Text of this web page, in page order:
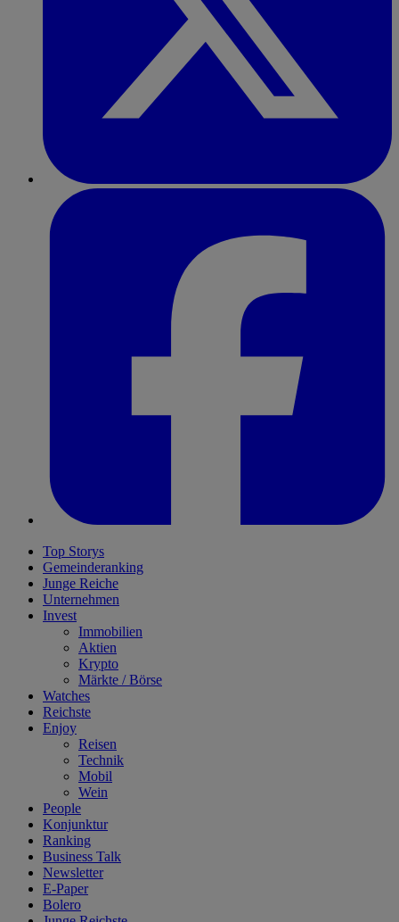
Top Storys
Gemeinderanking
Junge Reiche
Unternehmen
Invest
Immobilien
Aktien
Krypto
Märkte / Börse
Watches
Reichste
Enjoy
Reisen
Technik
Mobil
Wein
People
Konjunktur
Ranking
Business Talk
Newsletter
E-Paper
Bolero